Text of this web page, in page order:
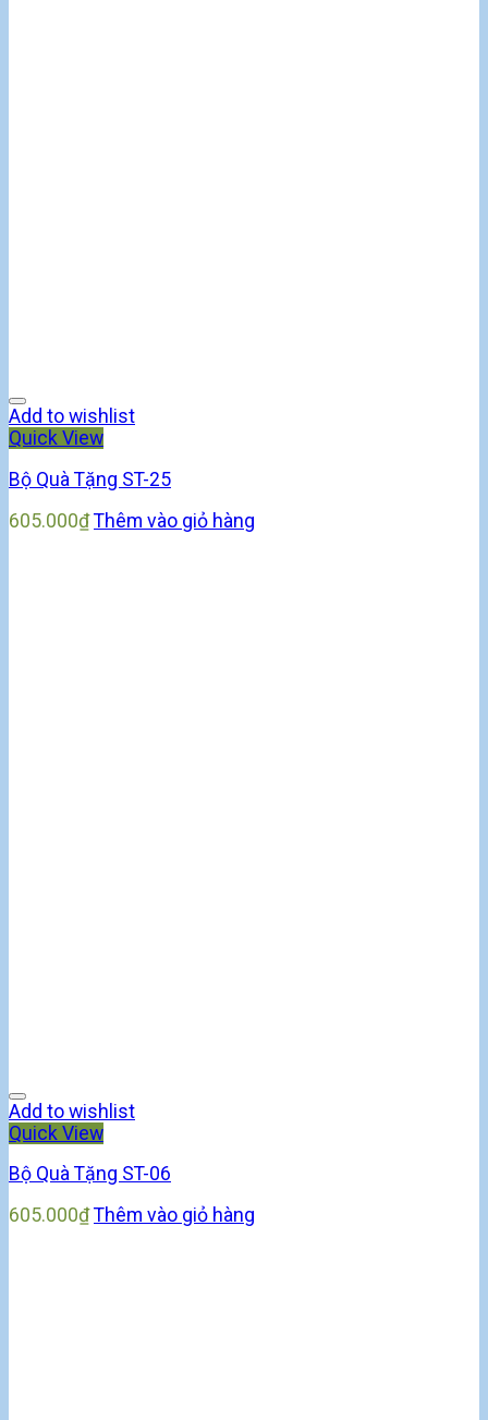
Add to wishlist
Quick View
Bộ Quà Tặng ST-25
605.000₫ Thêm vào giỏ hàng
Add to wishlist
Quick View
Bộ Quà Tặng ST-06
605.000₫ Thêm vào giỏ hàng